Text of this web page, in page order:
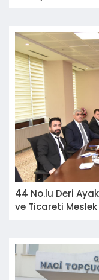
44 No.lu Deri
ve Ticareti